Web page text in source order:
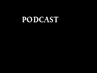
PODCAST